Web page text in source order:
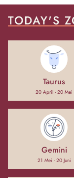
TODAY'S
Taurus
20 April - 20 Mei
Gemini
21 Mei - 20 Juni